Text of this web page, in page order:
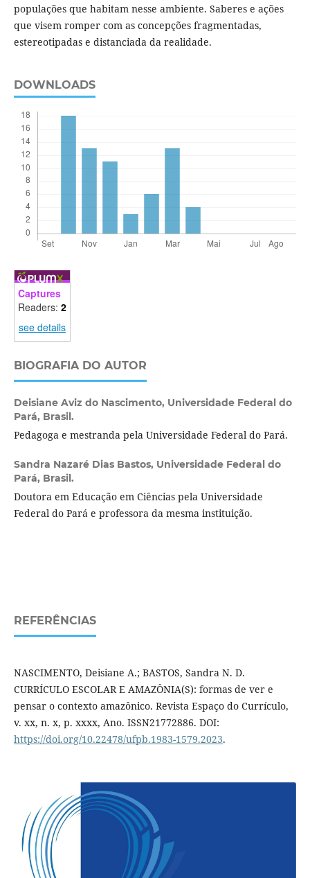
populações que habitam nesse ambiente. Saberes e ações
que visem romper com as concepções fragmentadas,
estereotipadas e distanciada da realidade.
DOWNLOADS
Captures
Readers: 2
see details
BIOGRAFIA DO AUTOR
Deisiane Aviz do Nascimento, Universidade Federal do
Pará, Brasil.
Pedagoga e mestranda pela Universidade Federal do Pará.
Sandra Nazaré Dias Bastos, Universidade Federal do
Pará, Brasil.
Doutora em Educação em Ciências pela Universidade
Federal do Pará e professora da mesma instituição.
REFERÊNCIAS
NASCIMENTO, Deisiane A.; BASTOS, Sandra N. D.
CURRÍCULO ESCOLAR E AMAZÔNIA(S): formas de ver e
pensar o contexto amazônico. Revista Espaço do Currículo,
v. xx, n. x, p. xx­xx, Ano. ISSN2177­2886. DOI:
https://doi.org/10.22478/ufpb.1983-1579.2023.